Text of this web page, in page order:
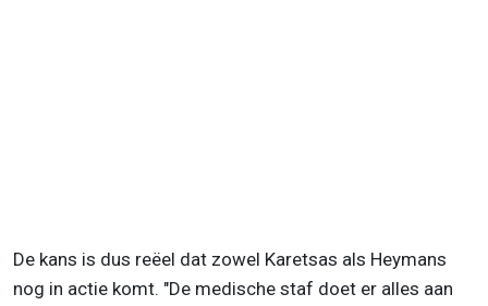
De kans is dus reëel dat zowel Karetsas als Heymans
nog in actie komt. "De medische staf doet er alles aan